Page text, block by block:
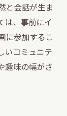
と会話が生ま
は、事前にイ
に参加するこ
いコミュニテ
趣味の幅がさ